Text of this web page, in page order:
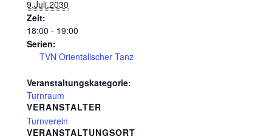
9.Juli.2030
Zeit:
18:00 - 19:00
Serien:
TVN Orientalischer Tanz
Veranstaltungskategorie:
Turnraum
VERANSTALTER
Turnverein
VERANSTALTUNGSORT